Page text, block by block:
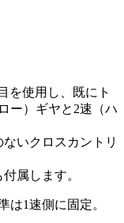
を使用し、既にト
ー）ギヤと2速（ハ
いクロスカントリ
属します。
1速側に固定。